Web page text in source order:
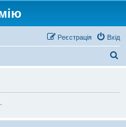
Вхід
Реєстрація